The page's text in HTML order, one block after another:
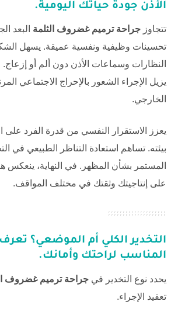
الأذن جودة حياتك اليومية.
تتجاوز جراحة ترميم غضروف الثلمة البعد
تحسينات وظيفية ونفسية عميقة. يسهل
النظارات وسماعات الأذن دون ألم أو
يزيل الإجراء الشعور بالإحراج الاجتماعي
الخارجي.
يعزز الاستقرار النفسي من قدرة الفرد على
بيئته. تساهم استعادة التناظر الطبيعي في
المستمر بشأن المظهر. في النهاية، ينعكس هذا
على إنتاجيتك وثقتك في مختلف المواقف.
التخدير الكلي أم الموضعي؟ تعرف
المناسب لراحتك وأمانك.
يحدد نوع التخدير في جراحة ترميم غضروف
تعقيد الإجراء.